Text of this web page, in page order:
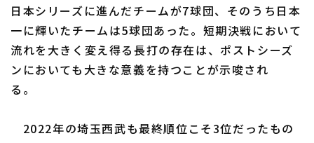
日本シリーズに進んだチームが7球団、そのうち日本
一に輝いたチームは5球団あった。短期決戦において
流れを大きく変え得る長打の存在は、ポストシーズ
ンにおいても大きな意義を持つことが示唆され
る。
2022年の埼玉西武も最終順位こそ3位だったもの